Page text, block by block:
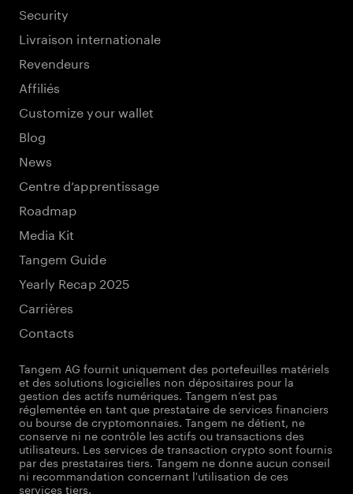
Security
Livraison internationale
Revendeurs
Affiliés
Customize your wallet
Blog
News
Centre d’apprentissage
Roadmap
Media Kit
Tangem Guide
Yearly Recap 2025
Carrières
Contacts
Tangem AG fournit uniquement des portefeuilles matériels
et des solutions logicielles non dépositaires pour la
gestion des actifs numériques. Tangem n’est pas
réglementée en tant que prestataire de services financiers
ou bourse de cryptomonnaies. Tangem ne détient, ne
conserve ni ne contrôle les actifs ou transactions des
utilisateurs. Les services de transaction crypto sont fournis
par des prestataires tiers. Tangem ne donne aucun conseil
ni recommandation concernant l'utilisation de ces
services tiers.